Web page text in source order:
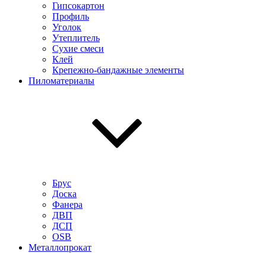
Гипсокартон
Профиль
Уголок
Утеплитель
Сухие смеси
Клей
Крепежно-бандажные элементы
Пиломатериалы
Брус
Доска
Фанера
ДВП
ДСП
OSB
Металлопрокат